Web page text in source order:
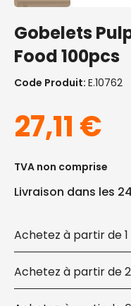
Gobelets
Food 100pcs
Code Produit: E.10762
27,11 €
TVA non comprise
Livraison dans les
1